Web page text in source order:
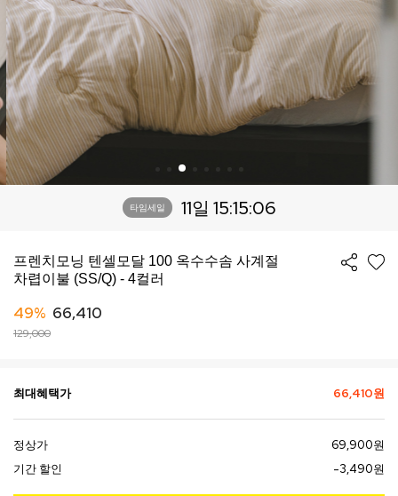
타임세일 11일 15:15:02
프렌치모닝 텐셀모달 100 옥수수솜 사계절
차렵이불 (SS/Q) - 4컬러
49% 66,410
129,000
최대혜택가 66,410원
정상가
69,900원
기간 할인
-3,490원